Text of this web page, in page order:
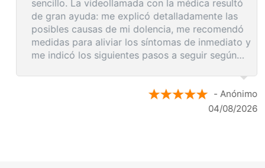
sencillo. La videollamada con la médica resultó
de gran ayuda: me explicó detalladamente las
posibles causas de mi dolencia, me recomendó
medidas para aliviar los síntomas de inmediato y
me indicó los siguientes pasos a seguir según
- Anónimo
04/08/2026